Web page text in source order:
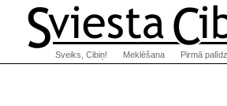
Sveiks, Cibiņ! Meklēšana Pirmā